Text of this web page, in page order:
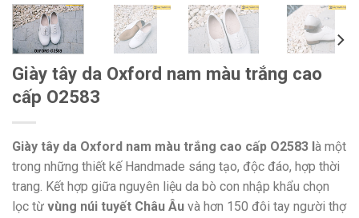
Giày tây da Oxford nam màu trắng cao
cấp O2583
Giày tây da Oxford nam màu trắng cao cấp O2583 l à một
trong những thiết kế Handmade sáng tạo, độc đáo, hợp thời
trang. Kết hợp giữa nguyên liệu da bò con nhập khẩu chọn
lọc từ vùng núi tuyết Châu Âu và hơn 150 đôi tay người thợ